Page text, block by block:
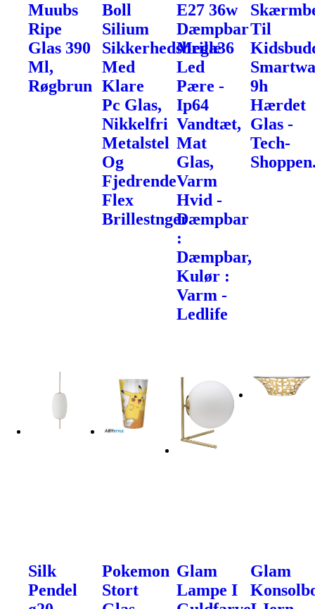
Muubs
Ripe
Glas 390
Ml,
Røgbrun
Boll
Silium
Sikkerhedsbrille
Med
Klare
Pc Glas,
Nikkelfri
Metalstel
Og
Fjedrende
Flex
Brillestnger
E27 36w
Dæmpbar
Mega36
Led
Pære -
Ip64
Vandtæt,
Mat
Glas,
Varm
Hvid -
Dæmpbar
:
Dæmpbar,
Kulør :
Varm -
Ledlife
Til
9h
Hærdet
Glas -
Tech-
Silk
Pendel
Pokemon
Stort
Glam
Lampe I
Glam